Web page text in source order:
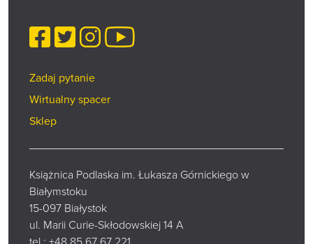
Facebook
TwitterInstagram
YouTube
Zadaj pytanie
Wirtualny spacer
Sklep
Książnica Podlaska im. Łukasza Górnickiego w
Białymstoku
15-097 Białystok
ul. Marii Curie-Skłodowskiej 14 A